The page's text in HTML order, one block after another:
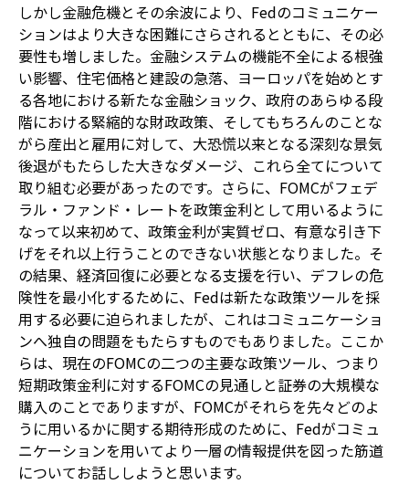
しかし金融危機とその余波により、Fedのコミュニケー
ションはより大きな困難にさらされるとともに、その必
要性も増しました。金融システムの機能不全による根強
い影響、住宅価格と建設の急落、ヨーロッパを始めとす
る各地における新たな金融ショック、政府のあらゆる段
階における緊縮的な財政政策、そしてもちろんのことな
がら産出と雇用に対して、大恐慌以来となる深刻な景気
後退がもたらした大きなダメージ、これら全てについて
取り組む必要があったのです。さらに、FOMCがフェデ
ラル・ファンド・レートを政策金利として用いるように
なって以来初めて、政策金利が実質ゼロ、有意な引き下
げをそれ以上行うことのできない状態となりました。そ
の結果、経済回復に必要となる支援を行い、デフレの危
険性を最小化するために、Fedは新たな政策ツールを採
用する必要に迫られましたが、これはコミュニケーショ
ンへ独自の問題をもたらすものでもありました。ここか
らは、現在のFOMCの二つの主要な政策ツール、つまり
短期政策金利に対するFOMCの見通しと証券の大規模な
購入のことでありますが、FOMCがそれらを先々どのよ
うに用いるかに関する期待形成のために、Fedがコミュ
ニケーションを用いてより一層の情報提供を図った筋道
についてお話ししようと思います。